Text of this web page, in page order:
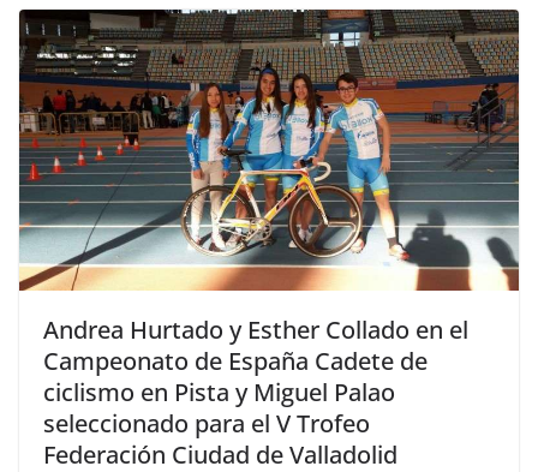
Andrea Hurtado y Esther Collado en el
Campeonato de España Cadete de
ciclismo en Pista y Miguel Palao
seleccionado para el V Trofeo
Federación Ciudad de Valladolid